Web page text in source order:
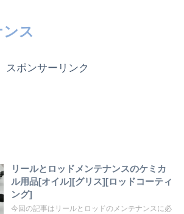
ス
スポンサーリンク
リールとロッドメンテナンスのケミカ
ル用品[オイル][グリス][ロッドコーティ
ング]
今回の記事はリールとロッドのメンテナンスに必